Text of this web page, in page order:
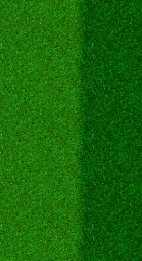
un artículo